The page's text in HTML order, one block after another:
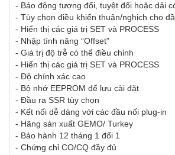
- Báo động tương đối, tuyệt đối hoặc dải
- Tùy chọn điều khiển thuận/nghịch cho
- Hiển thị các giá trị SET và PROCESS
- Nhập tính năng “Offset”
- Giá trị độ trễ có thể điều chỉnh
- Hiển thị các giá trị SET và PROCESS
- Độ chính xác cao
- Bộ nhớ EEPROM để lưu cài đặt
- Đầu ra SSR tùy chọn
- Kết nối dễ dàng với các đầu nối plug-in
- Hãng sản xuất GEMO/ Turkey
- Bảo hành 12 tháng 1 đổi 1
- Chứng chỉ CO/CQ đầy đủ